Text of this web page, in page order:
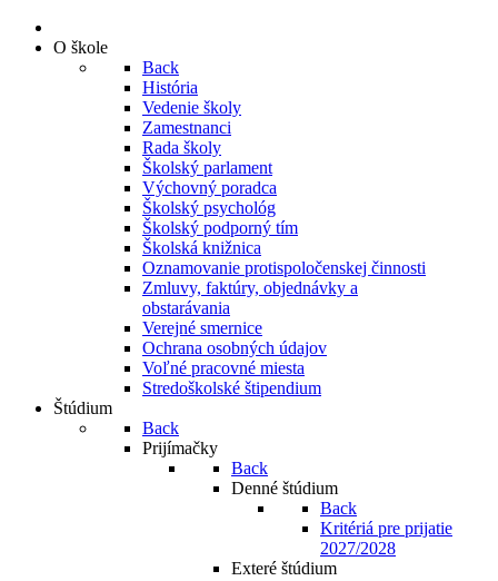
O škole
Back
História
Vedenie školy
Zamestnanci
Rada školy
Školský parlament
Výchovný poradca
Školský psychológ
Školský podporný tím
Školská knižnica
Oznamovanie protispoločenskej činnosti
Zmluvy, faktúry, objednávky a
obstarávania
Verejné smernice
Ochrana osobných údajov
Voľné pracovné miesta
Stredoškolské štipendium
Štúdium
Back
Prijímačky
Back
Denné štúdium
Back
Kritériá pre prijatie
2027/2028
Exteré štúdium